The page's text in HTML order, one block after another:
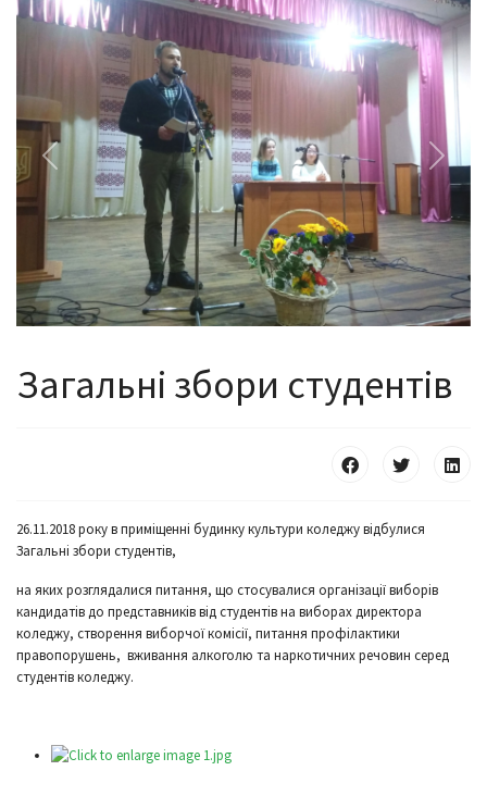
Previous Next
Загальні збори студентів
26.11.2018 року в приміщенні будинку культури коледжу відбулися
Загальні збори студентів,
на яких розглядалися питання, що стосувалися організації виборів
кандидатів до представників від студентів на виборах директора
коледжу, створення виборчої комісії, питання профілактики
правопорушень, вживання алкоголю та наркотичних речовин серед
студентів коледжу.